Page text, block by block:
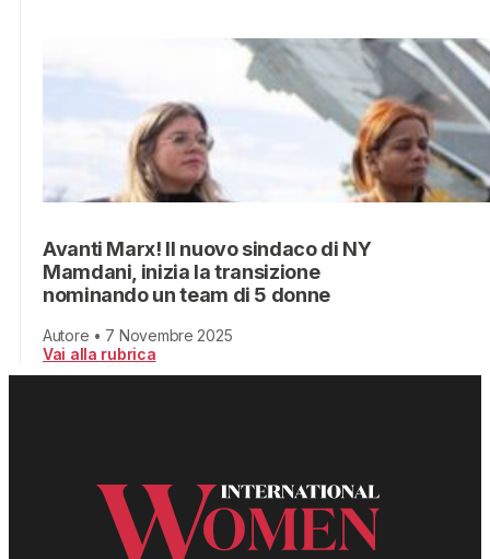
Avanti Marx! Il nuovo sindaco di NY
Mamdani, inizia la transizione
nominando un team di 5 donne
Autore • 7 Novembre 2025
Vai alla rubrica